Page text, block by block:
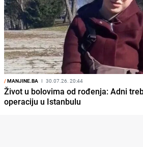
/MANJINE.BA I 30.07.26. 20:44
Život u bolovima od rođenja: Adni
operaciju u Istanbulu